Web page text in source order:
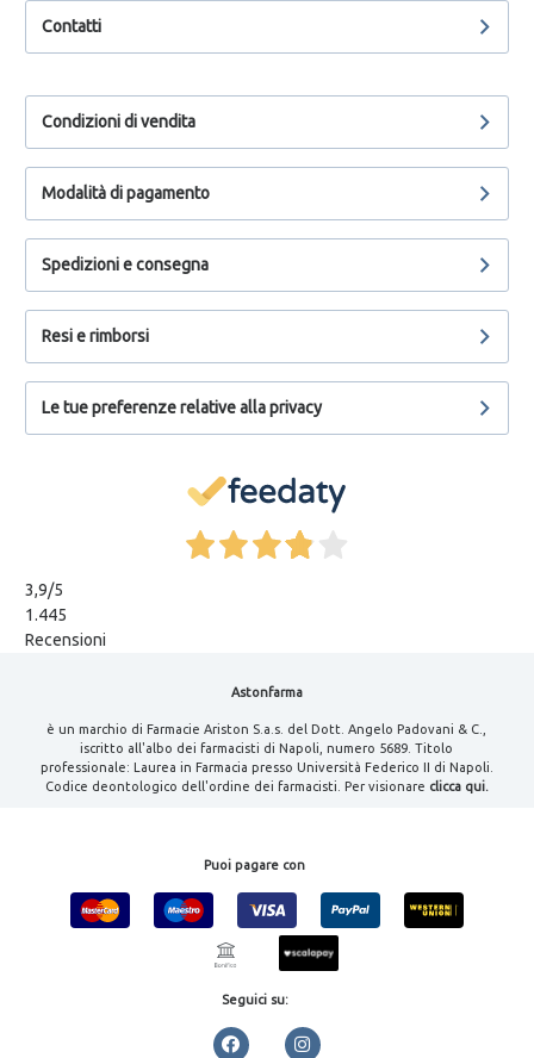
Contatti
Condizioni di vendita
Modalità di pagamento
Spedizioni e consegna
Resi e rimborsi
Le tue preferenze relative alla privacy
3,9/5
1.445
Recensioni
Astonfarma
è un marchio di Farmacie Ariston S.a.s. del Dott. Angelo Padovani & C.,
iscritto all'albo dei farmacisti di Napoli, numero 5689. Titolo
professionale: Laurea in Farmacia presso Università Federico II di Napoli.
Codice deontologico dell'ordine dei farmacisti. Per visionare clicca qui.
Puoi pagare con
Seguici su: